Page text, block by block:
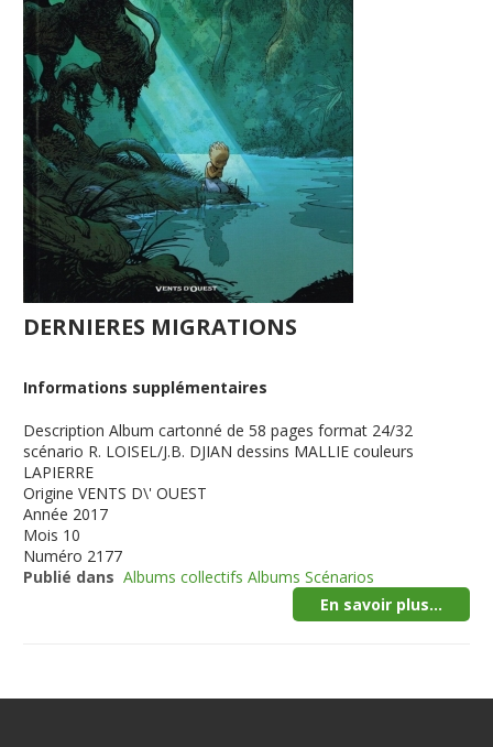
DERNIERES MIGRATIONS
Informations supplémentaires
Description Album cartonné de 58 pages format 24/32
scénario R. LOISEL/J.B. DJIAN dessins MALLIE couleurs
LAPIERRE
Origine VENTS D\' OUEST
Année 2017
Mois 10
Numéro 2177
Publié dans Albums collectifs Albums Scénarios
En savoir plus...